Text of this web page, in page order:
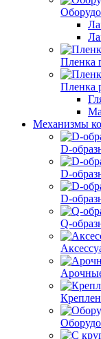
Пленка
Пленка
Механизмы
D-
D-
D-
Q-